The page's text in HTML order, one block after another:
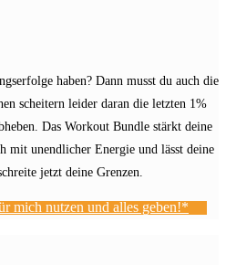
haben? Dann musst du auch die
scheitern leider daran die letzten 1%
Das Workout Bundle stärkt deine
mit unendlicher Energie und lässt deine
jetzt deine Grenzen.
mich nutzen und alles geben!*